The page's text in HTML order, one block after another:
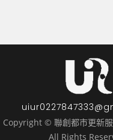
Copyright © 聯創都市更新
All Rights